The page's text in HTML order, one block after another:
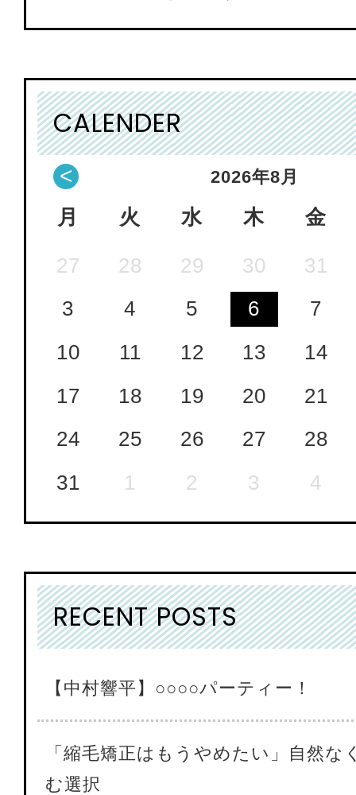
CALENDER
2026年8月
<
月 火 水 木 金
27 28 29 30
31
3
4 5 6
7
10
11 12 13
14
17
18 19 20
21
24
25 26 27
28
31
1 2 3 4
RECENT POSTS
【中村響平】○○○○パーティー！
「縮毛矯正はもうやめたい」自然な
む選択